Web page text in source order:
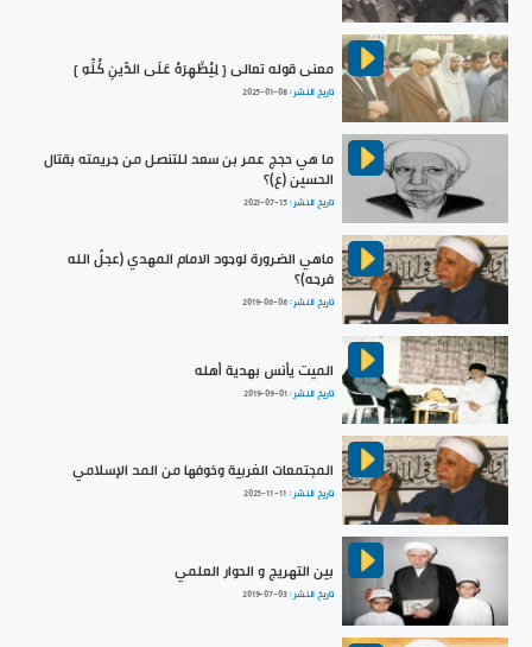
معنى قوله تعالى { لِيُظْهِرَهُ عَلَى الدِّينِ كُلِّهِ }
تاريخ النشر :2025-01-08
ما هي حجج عمر بن سعد للتنصل من جريمته بقتال
الحسين (ع)؟
تاريخ النشر :2021-07-15
ماهي الضرورة لوجود الامام المهدي (عجلً الله
فرجه)؟
تاريخ النشر :2019-06-06
الميت يأنس بهدية أهله
تاريخ النشر :2019-09-01
المجتمعات الغربية وخوفها من المد الإسلامي
تاريخ النشر : 2025-11-11
بين التهريج و الحوار العلمي
تاريخ النشر :2019-07-03